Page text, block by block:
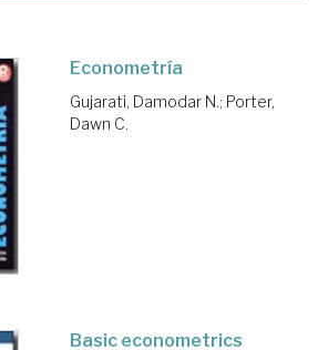
Econometría
Gujarati, Damodar N.; Porter,
Dawn C.
Basic econometrics